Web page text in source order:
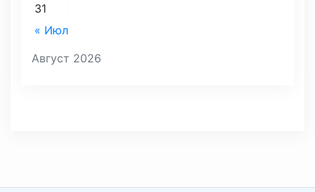
Август 2026
« Июл
31